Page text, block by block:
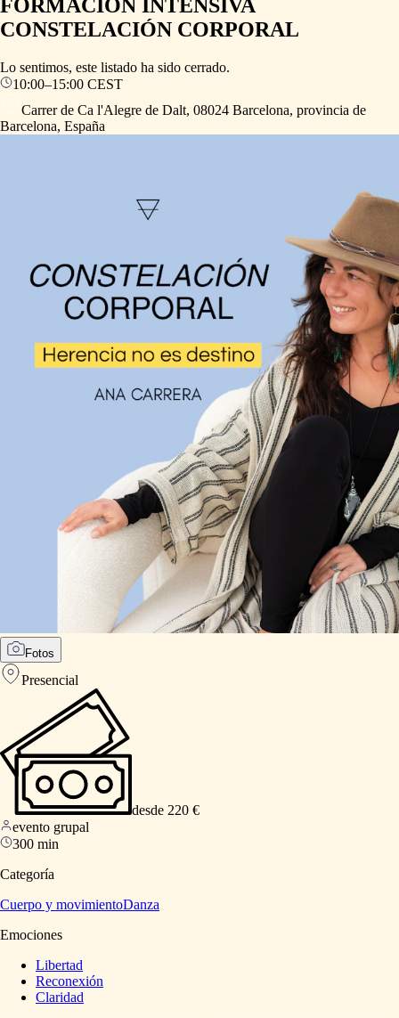
FORMACIÓN INTENSIVA
CONSTELACIÓN CORPORAL
Lo sentimos, este listado ha sido cerrado.
10:00–15:00 CEST
Carrer de Ca l'Alegre de Dalt, 08024 Barcelona, provincia de
Barcelona, España
Fotos
Presencial
desde 220 €
evento grupal
300 min
Categoría
Cuerpo y movimientoDanza
Emociones
Libertad
Reconexión
Claridad